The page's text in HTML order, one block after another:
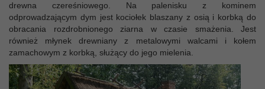
drewna czereśniowego. Na palenisku z kominem
odprowadzającym dym jest kociołek blaszany z osią i korbką do
obracania rozdrobnionego ziarna w czasie smażenia. Jest
również młynek drewniany z metalowymi walcami i kołem
zamachowym z korbką, służący do jego mielenia.